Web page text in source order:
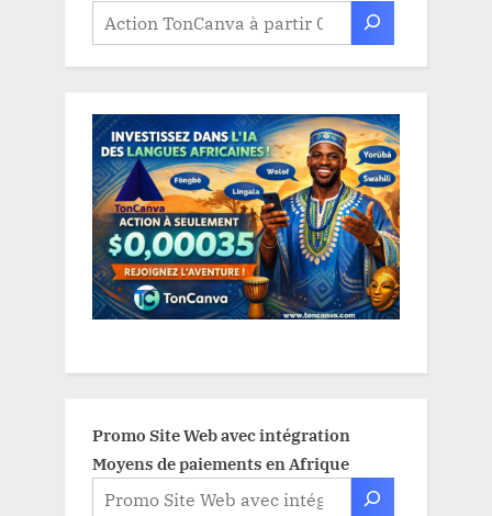
Promo Site Web avec intégration
Moyens de paiements en Afrique